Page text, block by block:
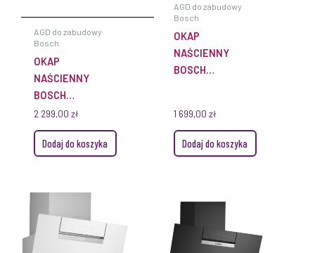
AGD do zabudowy
Bosch
OKAP
NAŚCIENNY
BOSCH
DWB67DN60
SERIE 6 CZARNY
60 CM HOME
2 299,00 zł
Dodaj do koszyka
AGD do zabudowy
Bosch
OKAP
NAŚCIENNY
BOSCH
90 CM 594 M³/H
1 699,00 zł
Dodaj do koszyka